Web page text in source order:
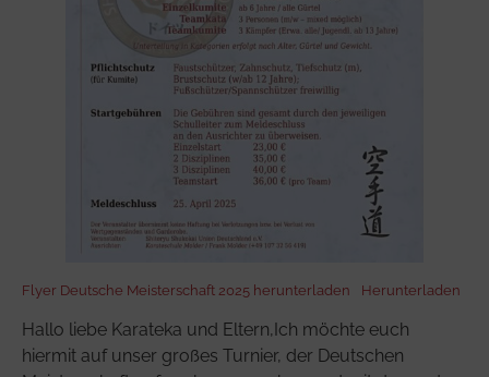
Flyer Deutsche Meisterschaft 2025 herunterladen Herunterladen
Hallo liebe Karateka und Eltern,Ich möchte euch
hiermit auf unser großes Turnier, der Deutschen